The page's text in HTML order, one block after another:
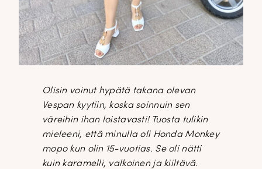
Olisin voinut hypätä takana olevan
Vespan kyytiin, koska soinnuin sen
väreihin ihan loistavasti! Tuosta tulikin
mieleeni, että minulla oli Honda Monkey
mopo kun olin 15-vuotias. Se oli nätti
kuin karamelli, valkoinen ja kiiltävä.